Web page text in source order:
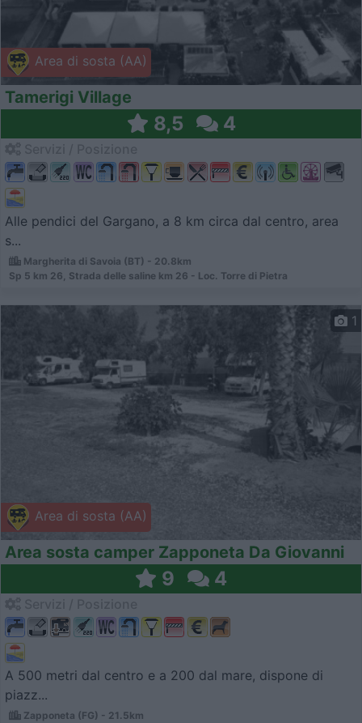
Area di sosta (AA)
Tamerigi Village
8,5 4
Alle pendici del Gargano, a 8 km circa dal centro, area
s...
Margherita di Savoia (BT) - 20.8km
Sp 5 km 26, Strada delle saline km 26 - Loc. Torre di Pietra
Area di sosta (AA)
1
Area sosta camper Zapponeta Da Giovanni
9 4
A 500 metri dal centro e a 200 dal mare, dispone di
piazz...
Zapponeta (FG) - 21.5km